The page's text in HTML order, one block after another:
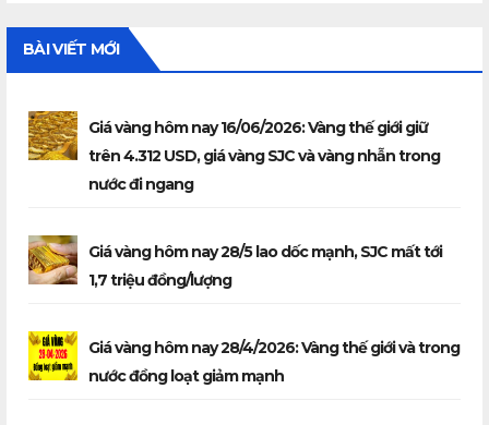
BÀI VIẾT MỚI
Giá vàng hôm nay 16/06/2026: Vàng thế giới giữ
trên 4.312 USD, giá vàng SJC và vàng nhẫn trong
nước đi ngang
Giá vàng hôm nay 28/5 lao dốc mạnh, SJC mất tới
1,7 triệu đồng/lượng
Giá vàng hôm nay 28/4/2026: Vàng thế giới và trong
nước đồng loạt giảm mạnh